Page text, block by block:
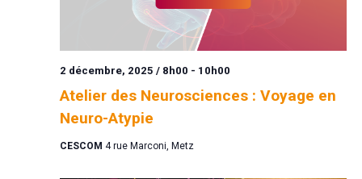
Atelier des Neurosciences : Voyage en
Neuro-Atypie
2 décembre, 2025 / 8h00 - 10h00
CESCOM 4 rue Marconi, Metz